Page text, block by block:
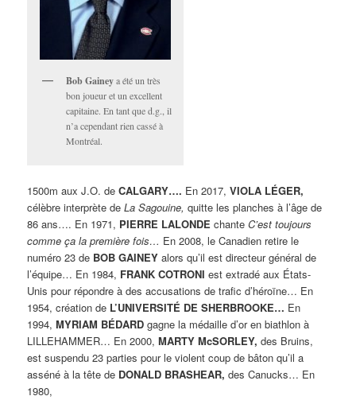
Bob Gaineya été un très
bon joueur et un excellent
capitaine. En tant que d.g., il
n’a cependant rien cassé à
Montréal.
1500m aux J.O. deCALGARY…. En 2017,VIOLA LÉGER,
célèbre interprète deLa Sagouine, quitte les planches à l’âge de
86 ans…. En 1971, PIERRE LALONDE chanteC’est toujours
comme ça la première fois… En 2008, le Canadien retire le
numéro 23 de BOB GAINEY alors qu’il est directeur général de
l’équipe… En 1984, FRANK COTRONI est extradé aux États-
Unis pour répondre à des accusations de trafic d’héroïne… En
1954, création de L’UNIVERSITÉ DE SHERBROOKE… En
1994,MYRIAM BÉDARD gagne la médaille d’or en biathlon à
LILLEHAMMER… En 2000,MARTY McSORLEY, des Bruins,
est suspendu 23 parties pour le violent coup de bâton qu’il a
asséné à la tête de DONALD BRASHEAR, des Canucks… En
1980,